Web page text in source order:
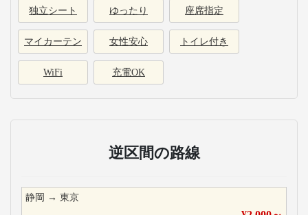
独立シート ゆったり 座席指定
マイカーテン 女性安心 トイレ付き
WiFi 充電OK
逆区間の路線
静岡 → 東京